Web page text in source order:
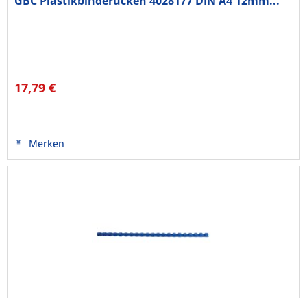
17,79 €
Merken